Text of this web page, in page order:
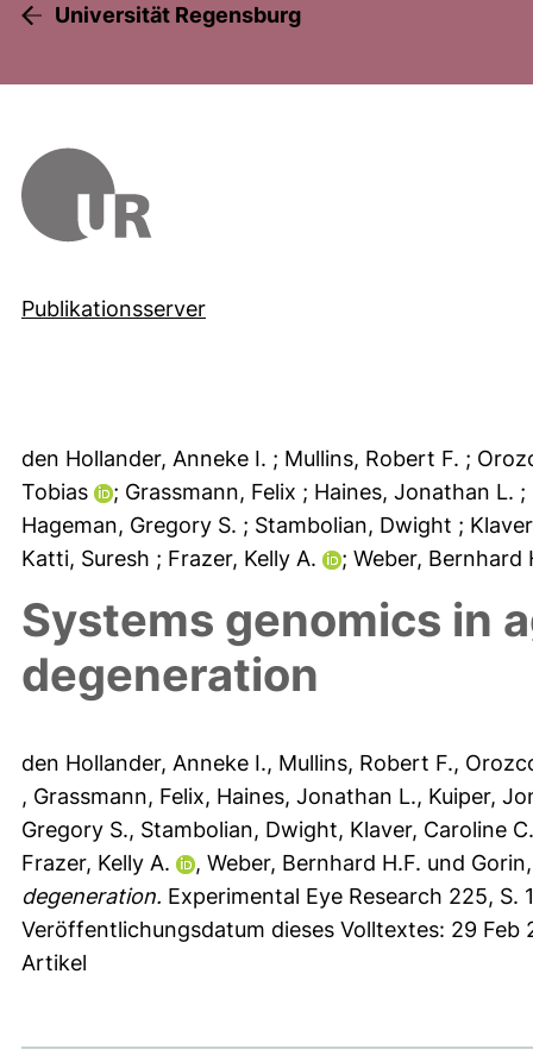
Universität Regensburg
Publikationsserver
den Hollander, Anneke I. ; Mullins, Robert F. ;
Tobias
; Grassmann, Felix ; Haines, Jonathan L. ;
Hageman, Gregory S. ; Stambolian, Dwight ;
Katti, Suresh ; Frazer, Kelly A. ; Weber, Bernhard
Systems genomics in
degeneration
den Hollander, Anneke I., Mullins, Robert F.,
, Grassmann, Felix, Haines, Jonathan L., Kuiper,
Gregory S., Stambolian, Dwight, Klaver, Caroline
Frazer, Kelly A.
, Weber, Bernhard H.F. und
degeneration. Experimental Eye Research 225, S.
Veröffentlichungsdatum dieses Volltextes: 29 Feb
Artikel